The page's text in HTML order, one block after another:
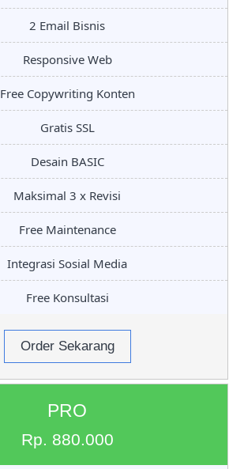
2 Email Bisnis
Responsive Web
Free Copywriting Konten
Gratis SSL
Desain BASIC
Maksimal 3 x Revisi
Free Maintenance
Integrasi Sosial Media
Free Konsultasi
Order Sekarang
PRO
Rp. 880.000